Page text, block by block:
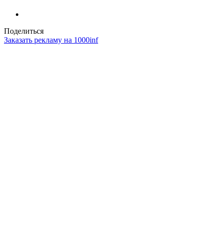
Поделиться
Заказать рекламу на 1000inf